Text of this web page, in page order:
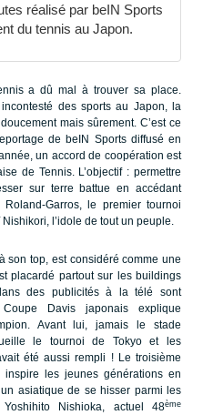
réalisé par beIN Sports
du tennis au Japon.
a dû mal à trouver sa place.
des sports au Japon, la
mais sûrement. C’est ce
de beIN Sports diffusé en
un accord de coopération est
de Tennis. L’objectif : permettre
sur terre battue en accédant
Garros, le premier tournoi
l’idole de tout un peuple.
son top, est considéré comme une
placardé partout sur les buildings
des publicités à la télé sont
Davis japonais explique
Avant lui, jamais le stade
le tournoi de Tokyo et les
été aussi rempli ! Le troisième
les jeunes générations en
asiatique de se hisser parmi les
Nishioka, actuel 48ème